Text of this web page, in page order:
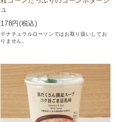
ュ
178円(税込)
※ナチュラルローソンではお取り扱いしてお
りません。